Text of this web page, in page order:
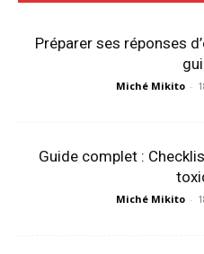
Préparer ses réponses
Miché Mikito -
Guide complet :
Miché Mikito -